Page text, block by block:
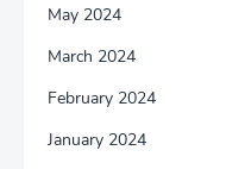
May 2024
March 2024
February 2024
January 2024